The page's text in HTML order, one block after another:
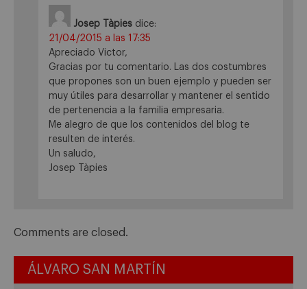
Josep Tàpies dice:
21/04/2015 a las 17:35
Apreciado Victor,
Gracias por tu comentario. Las dos costumbres
que propones son un buen ejemplo y pueden ser
muy útiles para desarrollar y mantener el sentido
de pertenencia a la familia empresaria.
Me alegro de que los contenidos del blog te
resulten de interés.
Un saludo,
Josep Tàpies
Comments are closed.
ÁLVARO SAN MARTÍN